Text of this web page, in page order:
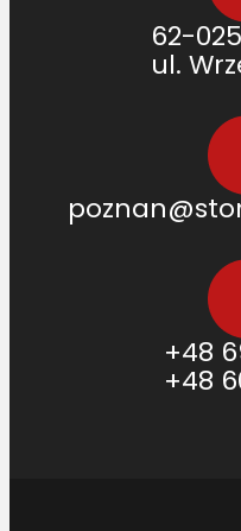
62-025
ul.
+48
+48